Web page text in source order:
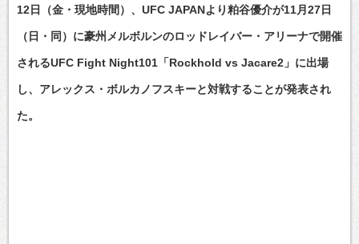
12日（金・現地時間）、UFC JAPANより粕谷優介が11月27日
（日・同）に豪州メルボルンのロッドレイバー・アリーナで開催
されるUFC Fight Night101「Rockhold vs Jacare2」に出場
し、アレックス・ボルカノフスキーと対戦することが発表され
た。